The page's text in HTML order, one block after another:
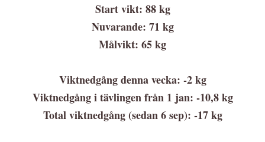
Start vikt: 88 kg
Nuvarande: 71 kg
Målvikt: 65 kg
Viktnedgång denna vecka: -2 kg
Viktnedgång i tävlingen från 1 jan: -10,8 kg
Total viktnedgång (sedan 6 sep): -17 kg